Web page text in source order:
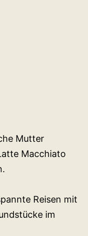
Mutter
Macchiato
Reisen mit
im